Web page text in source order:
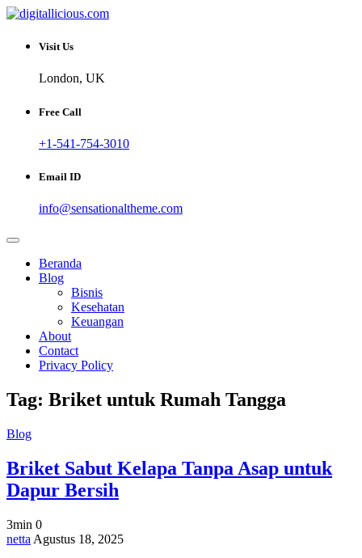
Skip
content
digitallicious.com
Sharing Digital Information
Visit Us
London, UK
Free Call
+1-541-754-3010
Email ID
info@sensationaltheme.com
Beranda
Blog
Bisnis
Kesehatan
Keuangan
About
Contact
Privacy Policy
Tag: Briket untuk Rumah Tangga
Blog
Briket Sabut Kelapa Tanpa Asap untuk
Dapur Bersih
3min 0
on
netta Agustus 18, 2025